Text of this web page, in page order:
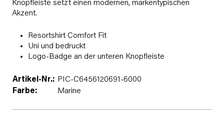
Knopfleiste setzt einen modernen, markentypischen
Akzent.
Resortshirt Comfort Fit
Uni und bedruckt
Logo-Badge an der unteren Knopfleiste
Artikel-Nr.: PIC-C6456120691-6000
Farbe:
Marine